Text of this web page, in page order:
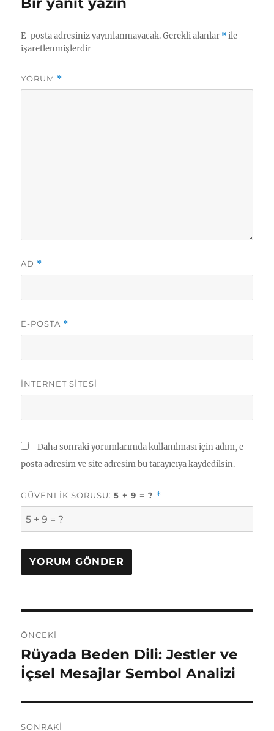
E-posta adresiniz yayınlanmayacak. Gerekli alanlar *ile
işaretlenmişlerdir
YORUM *
AD *
E-POSTA *
İNTERNET SITESI
Daha sonraki yorumlarımda kullanılması için adım, e-
posta adresim ve site adresim bu tarayıcıya kaydedilsin.
GÜVENLIK SORUSU:5 + 9 = ? *
gezinmesi
ÖNCEKI
Önceki
yazı:
Rüyada Beden Dili: Jestler ve
İçsel Mesajlar Sembol Analizi
SONRAKI